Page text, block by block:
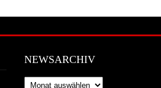
NEWSARCHIV
Newsarchiv